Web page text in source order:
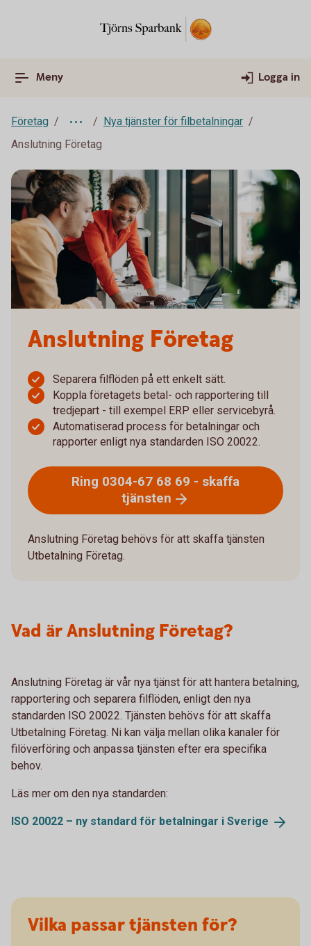
Meny Logga in
Företag
Nya tjänster för filbetalningar
Anslutning Företag
Anslutning Företag
Separera filflöden på ett enkelt sätt.
Koppla företagets betal- och rapportering till
tredjepart - till exempel ERP eller servicebyrå.
Automatiserad process för betalningar och
rapporter enligt nya standarden ISO 20022.
Ring 0304-67 68 69 - skaffa
tjänsten
Anslutning Företag behövs för att skaffa tjänsten
Utbetalning Företag.
Vad är Anslutning Företag?
Anslutning Företag är vår nya tjänst för att hantera betalning,
rapportering och separera filflöden, enligt den nya
standarden ISO 20022. Tjänsten behövs för att skaffa
Utbetalning Företag. Ni kan välja mellan olika kanaler för
filöverföring och anpassa tjänsten efter era specifika
behov.
Läs mer om den nya standarden:
ISO 20022 – ny standard för betalningar i Sverige
Vilka passar tjänsten för?